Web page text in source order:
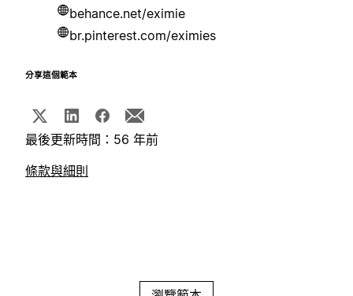
behance.net/eximie
br.pinterest.com/eximies
分享這個範本
最後更新時間：56 年前
條款與細則